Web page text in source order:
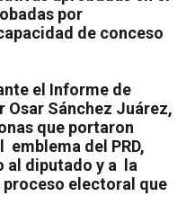
por
de conceso
el Informe de
Sánchez Juárez,
que portaron
emblema del PRD,
al diputado y a
la
proceso electoral que